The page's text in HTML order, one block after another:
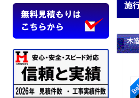
施
木